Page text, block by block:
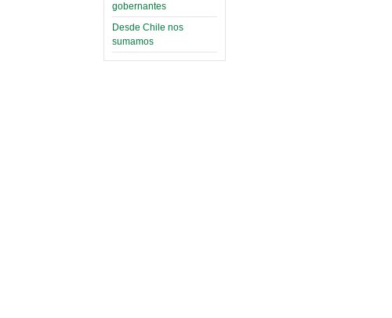
gobernantes
Desde Chile nos
sumamos